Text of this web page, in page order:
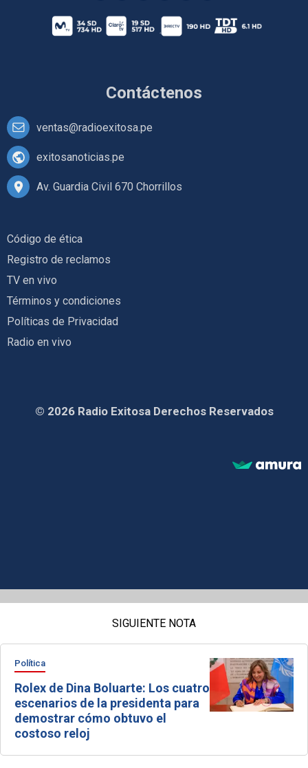
Contáctenos
ventas@radioexitosa.pe
exitosanoticias.pe
Av. Guardia Civil 670 Chorrillos
Código de ética
Registro de reclamos
TV en vivo
Términos y condiciones
Políticas de Privacidad
Radio en vivo
© 2026 Radio Exitosa Derechos Reservados
SIGUIENTE NOTA
Política
Rolex de Dina Boluarte: Los cuatro
escenarios de la presidenta para
demostrar cómo obtuvo el
costoso reloj